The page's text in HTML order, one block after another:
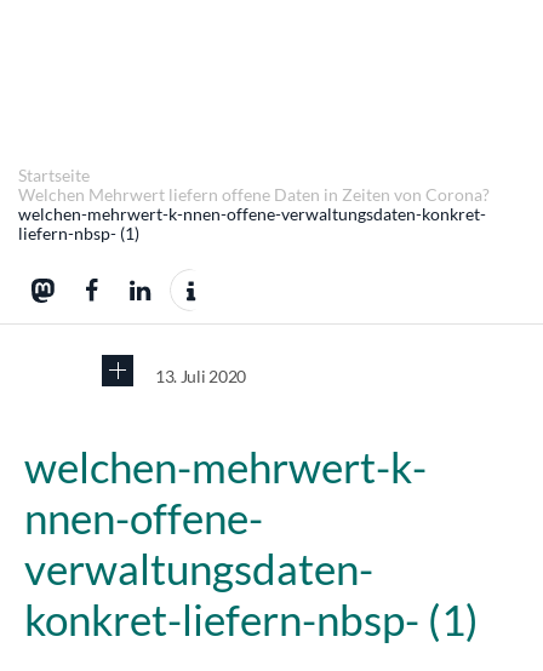
Startseite
Welchen Mehrwert liefern offene Daten in Zeiten von Corona?
welchen-mehrwert-k-nnen-offene-verwaltungsdaten-konkret-
liefern-nbsp- (1)
13. Juli 2020
welchen-mehrwert-k-
nnen-offene-
verwaltungsdaten-
konkret-liefern-nbsp- (1)